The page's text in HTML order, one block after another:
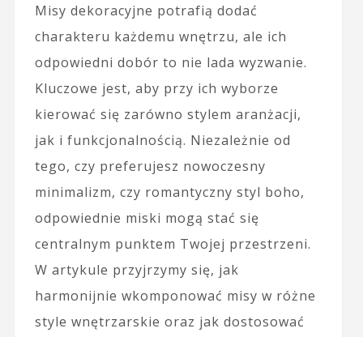
Misy dekoracyjne potrafią dodać
charakteru każdemu wnętrzu, ale ich
odpowiedni dobór to nie lada wyzwanie.
Kluczowe jest, aby przy ich wyborze
kierować się zarówno stylem aranżacji,
jak i funkcjonalnością. Niezależnie od
tego, czy preferujesz nowoczesny
minimalizm, czy romantyczny styl boho,
odpowiednie miski mogą stać się
centralnym punktem Twojej przestrzeni.
W artykule przyjrzymy się, jak
harmonijnie wkomponować misy w różne
style wnętrzarskie oraz jak dostosować